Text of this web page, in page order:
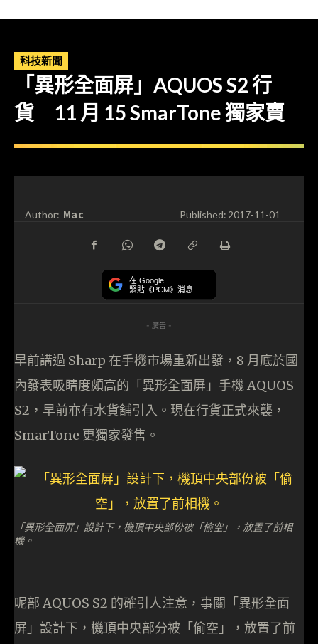
科技新聞
「異形全面屏」AQUOS S2 行
貨 11 月 15 SmarTone 獨家賣
Author: Mac Published:2017-11-01
在 Google
緊貼《PCM》消息
- 廣告 -
早前講過 Sharp 在手機市場重新出發，8 月底於國
內發表吸睛度頗高的「異形全面屏」手機 AQUOS
S2，早前亦有水貨舖引入。現在行貨正式來襲，
SmarTone 更獨家發售。
「異形全面屏」設計下，機頂中央部份被「偷空」，放置了前相
機。
呢部 AQUOS S2 的確引人注意，事關「異形全面
屏」設計下，機頂中央部分被「偷空」，放置了前